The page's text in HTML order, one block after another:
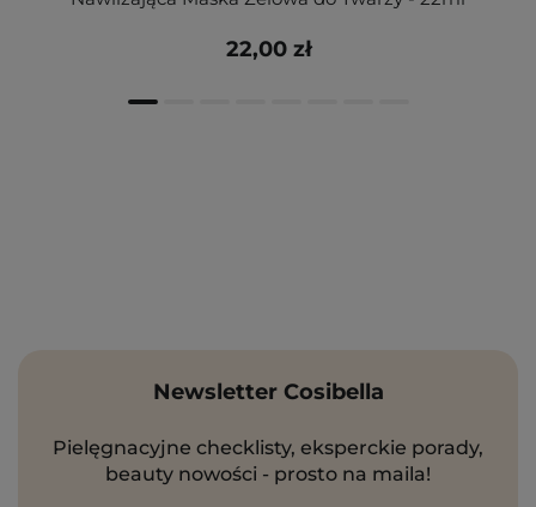
22,00 zł
Newsletter Cosibella
Pielęgnacyjne checklisty, eksperckie porady,
beauty nowości - prosto na maila!